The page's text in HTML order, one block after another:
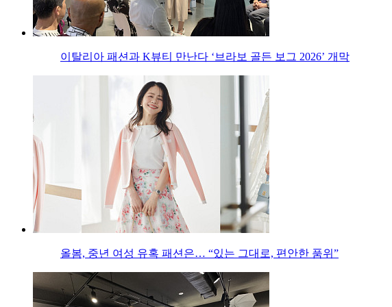
이탈리아 패션과 K뷰티 만난다 ‘브라보 골든 보그 2026’ 개막
올봄, 중년 여성 유혹 패션은… “있는 그대로, 편안한 품위”